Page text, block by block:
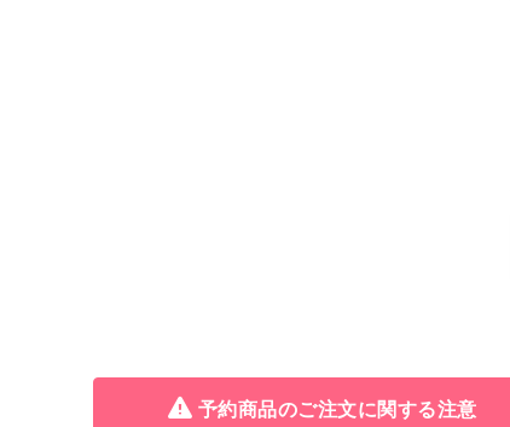
予約商品のご注文に関する注意